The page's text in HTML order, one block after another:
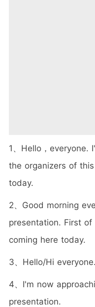
1、Hello，
the organizers of
today.
2、Good morning
presentation. First
coming here today.
3、Hello/Hi
4、I'm now
presentation.